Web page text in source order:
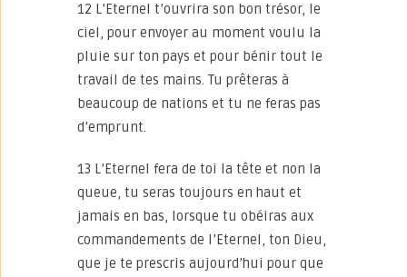
12 L’Eternel t’ouvrira son bon trésor, le
ciel, pour envoyer au moment voulu la
pluie sur ton pays et pour bénir tout le
travail de tes mains. Tu prêteras à
beaucoup de nations et tu ne feras pas
d’emprunt.
13 L’Eternel fera de toi la tête et non la
queue, tu seras toujours en haut et
jamais en bas, lorsque tu obéiras aux
commandements de l’Eternel, ton Dieu,
que je te prescris aujourd’hui pour que